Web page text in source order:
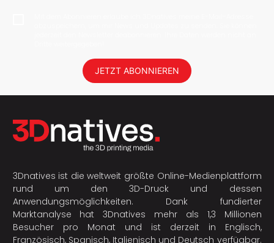
JETZT ABONNIEREN
3Dnatives ist die weltweit größte Online-Medienplattform
rund um den 3D-Druck und dessen
Anwendungsmöglichkeiten. Dank fundierter
Marktanalyse hat 3Dnatives mehr als 1,3 Millionen
Besucher pro Monat und ist derzeit in Englisch,
Französisch, Spanisch, Italienisch und Deutsch verfügbar.